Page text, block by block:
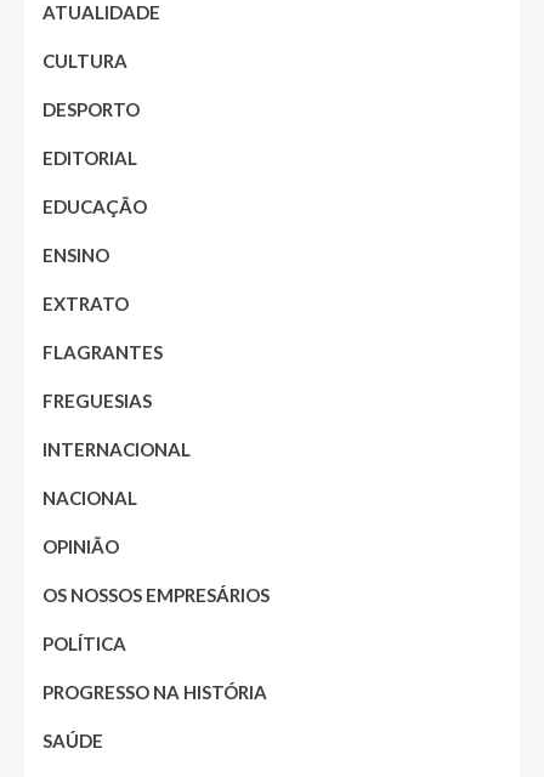
ATUALIDADE
CULTURA
DESPORTO
EDITORIAL
EDUCAÇÃO
ENSINO
EXTRATO
FLAGRANTES
FREGUESIAS
INTERNACIONAL
NACIONAL
OPINIÃO
OS NOSSOS EMPRESÁRIOS
POLÍTICA
PROGRESSO NA HISTÓRIA
SAÚDE